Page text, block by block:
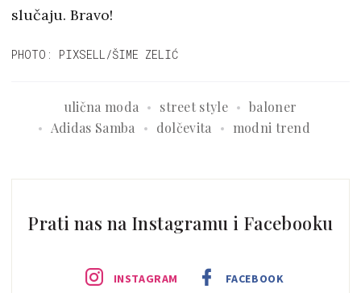
slučaju. Bravo!
PHOTO: PIXSELL/ŠIME ZELIĆ
ulična moda street style
baloner
Adidas Samba
dolčevita modni trend
Prati nas na Instagramu i Facebooku
INSTAGRAM FACEBOOK